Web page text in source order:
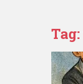
Tag: